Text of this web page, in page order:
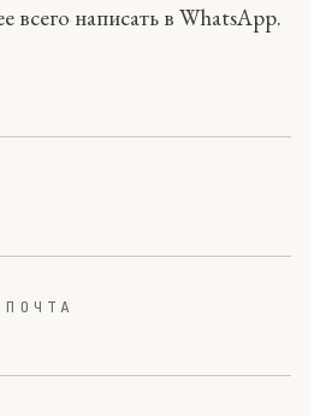
всего написать в WhatsApp.